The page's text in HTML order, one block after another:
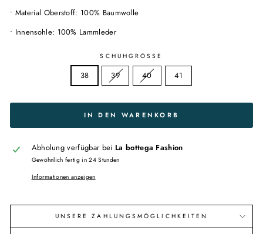
• Material Oberstoff: 100% Baumwolle
• Innensohle: 100% Lammleder
SCHUHGRÖSSE
38 39 40 41
IN DEN WARENKORB
Abholung verfügbar bei La bottega Fashion
Gewöhnlich fertig in 24 Stunden
Informationen anzeigen
UNSERE ZAHLUNGSMÖGLICHKEITEN